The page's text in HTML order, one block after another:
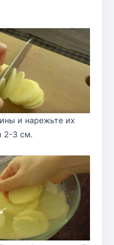
и нарежьте их
2-3 см.